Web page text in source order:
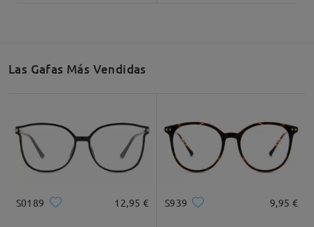
Cuadrada Redondo Corazón Diamante Ovalado
Las Gafas Más Vendidas
S0189 12,95 € S939 9,95 €